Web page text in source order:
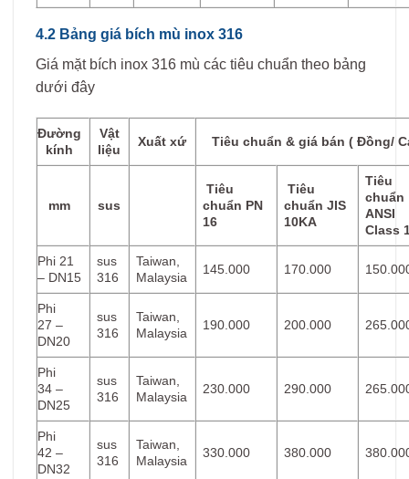
4.2 Bảng giá bích mù inox 316
Giá mặt bích inox 316 mù các tiêu chuẩn theo bảng
dưới đây
Đường
kính
Vật
liệu
Xuất xứ Tiêu chuẩn & giá bán ( Đồng/
mm sus
Tiêu
chuẩn PN
16
Tiêu
chuẩn JIS
10KA
Tiêu
chuẩn
ANSI
Class
Phi 21
– DN15
sus
316
Taiwan,
Malaysia
145.000 170.000
Phi
27 –
DN20
sus
316
Taiwan,
Malaysia
190.000 200.000
Phi
34 –
DN25
sus
316
Taiwan,
Malaysia
230.000 290.000
Phi
42 –
DN32
sus
316
Taiwan,
Malaysia
330.000 380.000